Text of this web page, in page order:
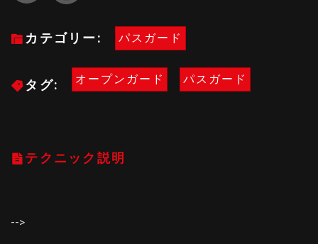
カテゴリー: パスガード
タグ: オープンガード パスガード
テクニック説明
-->